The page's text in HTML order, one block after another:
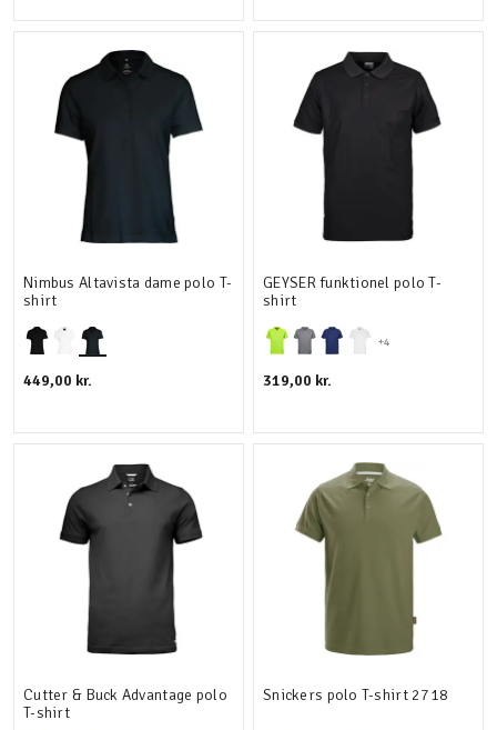
Nimbus Altavista dame polo T-
shirt
449,00 kr.
+4
GEYSER funktionel polo T-
shirt
319,00 kr.
Cutter & Buck Advantage polo
T-shirt
Snickers polo T-shirt 2718